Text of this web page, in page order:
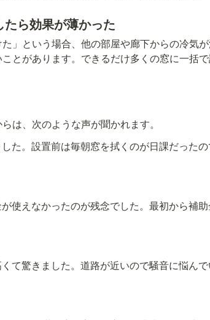
ら効果が薄かった
た」という場合、他の部屋や廊下からの冷気
とがあります。できるだけ多くの窓に一括
は、次のような声が聞かれます。
た。設置前は毎朝窓を拭くのが日課だった
使えなかったのが残念でした。最初から補
くて驚きました。道路が近いので騒音に悩ん